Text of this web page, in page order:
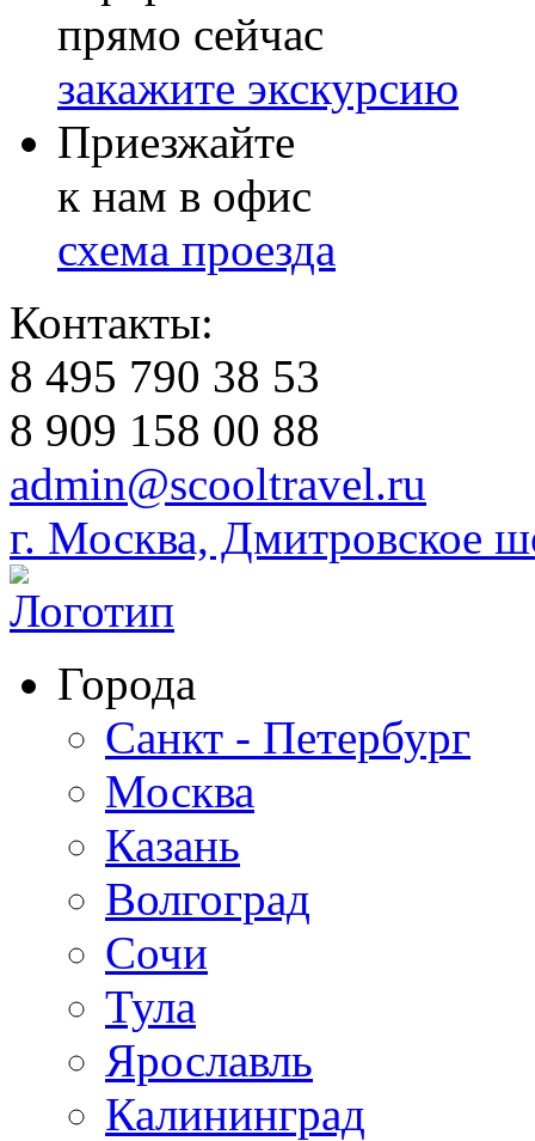
прямо сейчас
закажите экскурсию
Приезжайте
к нам в офис
схема проезда
Контакты:
8 495 790 38 53
8 909 158 00 88
admin@scooltravel.ru
г. Москва, Дмитровское
Города
Санкт - Петербург
Москва
Казань
Волгоград
Сочи
Тула
Ярославль
Калининград